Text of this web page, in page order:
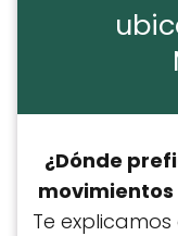
¿Dónde
movimientos
Te